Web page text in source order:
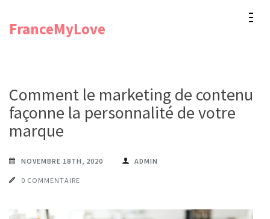
FranceMyLove
Comment le marketing de contenu
façonne la personnalité de votre
marque
NOVEMBRE 18TH, 2020 ADMIN
0 COMMENTAIRE